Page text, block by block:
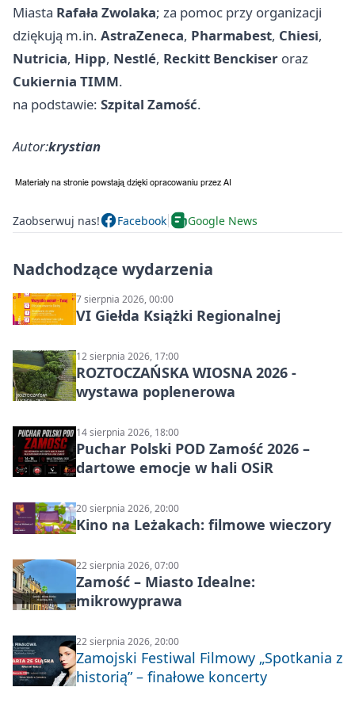
Miasta Rafała Zwolaka; za pomoc przy organizacji
dziękują m.in. AstraZeneca, Pharmabest, Chiesi,
Nutricia, Hipp, Nestlé, Reckitt Benckiser oraz
Cukiernia TIMM.
na podstawie: Szpital Zamość.
Autor:krystian
Zaobserwuj nas! Facebook Google News
Nadchodzące wydarzenia
7 sierpnia 2026, 00:00
VI Giełda Książki Regionalnej
12 sierpnia 2026, 17:00
ROZTOCZAŃSKA WIOSNA 2026 -
wystawa poplenerowa
14 sierpnia 2026, 18:00
Puchar Polski POD Zamość 2026 –
dartowe emocje w hali OSiR
20 sierpnia 2026, 20:00
Kino na Leżakach: filmowe wieczory
22 sierpnia 2026, 07:00
Zamość – Miasto Idealne:
mikrowyprawa
22 sierpnia 2026, 20:00
Zamojski Festiwal Filmowy „Spotkania z
historią” – finałowe koncerty